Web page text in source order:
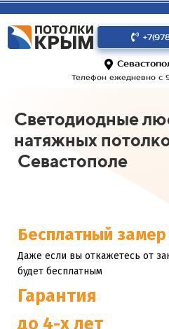
Телефон ежедневно с
Светодиодные
натяжных
Севастополе
Бесплатный
Даже если вы откажетесь от
будет бесплатным
Гарантия
до 4-х лет